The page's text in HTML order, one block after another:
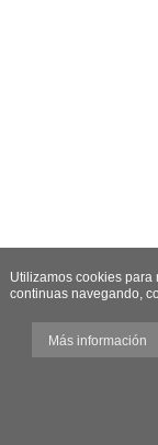
Utilizamos cookies para
continuas navegando,
Más información